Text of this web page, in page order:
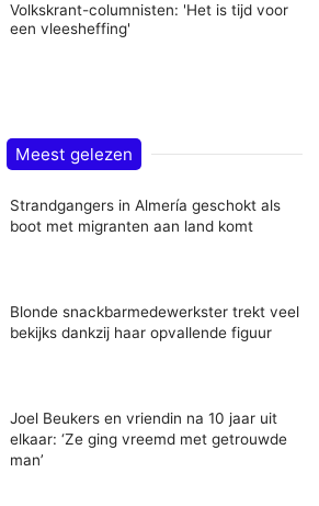
Volkskrant-columnisten: 'Het is tijd voor
een vleesheffing'
Meest gelezen
Strandgangers in Almería geschokt als
boot met migranten aan land komt
Blonde snackbarmedewerkster trekt veel
bekijks dankzij haar opvallende figuur
Joel Beukers en vriendin na 10 jaar uit
elkaar: ‘Ze ging vreemd met getrouwde
man’